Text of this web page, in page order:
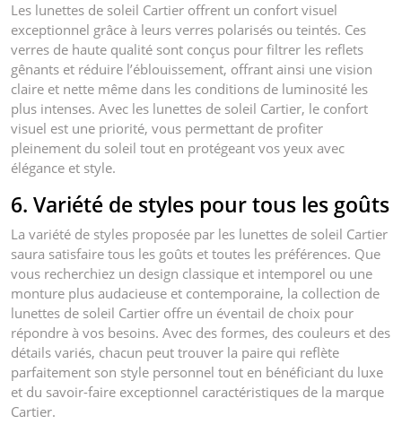
Les lunettes de soleil Cartier offrent un confort visuel
exceptionnel grâce à leurs verres polarisés ou teintés. Ces
verres de haute qualité sont conçus pour filtrer les reflets
gênants et réduire l’éblouissement, offrant ainsi une vision
claire et nette même dans les conditions de luminosité les
plus intenses. Avec les lunettes de soleil Cartier, le confort
visuel est une priorité, vous permettant de profiter
pleinement du soleil tout en protégeant vos yeux avec
élégance et style.
6. Variété de styles pour tous les goûts
La variété de styles proposée par les lunettes de soleil Cartier
saura satisfaire tous les goûts et toutes les préférences. Que
vous recherchiez un design classique et intemporel ou une
monture plus audacieuse et contemporaine, la collection de
lunettes de soleil Cartier offre un éventail de choix pour
répondre à vos besoins. Avec des formes, des couleurs et des
détails variés, chacun peut trouver la paire qui reflète
parfaitement son style personnel tout en bénéficiant du luxe
et du savoir-faire exceptionnel caractéristiques de la marque
Cartier.